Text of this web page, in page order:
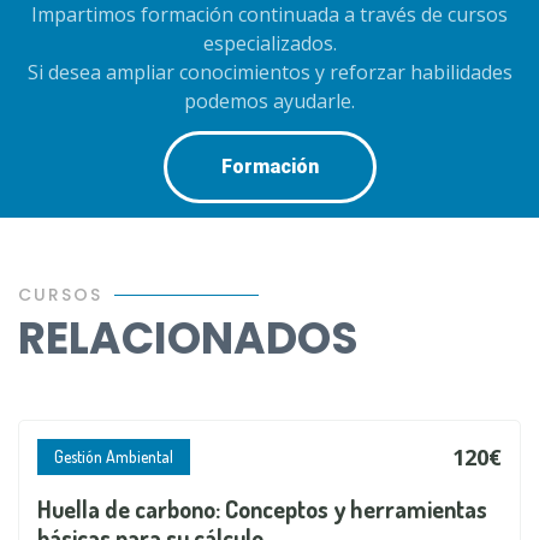
Impartimos formación continuada a través de cursos
especializados.
Si desea ampliar conocimientos y reforzar habilidades
podemos ayudarle.
Formación
CURSOS
RELACIONADOS
Gestión Ambiental 120€
Huella de carbono: Conceptos y herramientas